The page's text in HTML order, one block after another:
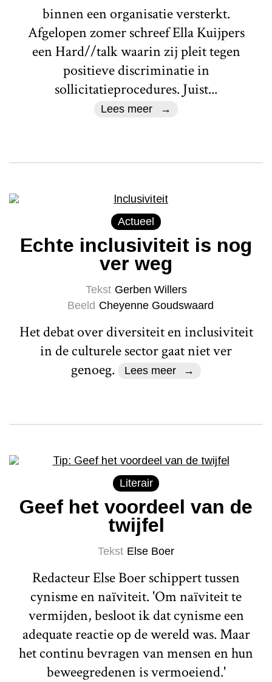
binnen een organisatie versterkt.
Afgelopen zomer schreef Ella Kuijpers
een Hard//talk waarin zij pleit tegen
positieve discriminatie in
sollicitatieprocedures. Juist...
Lees meer
Actueel
Echte inclusiviteit is nog
ver weg
Tekst Gerben Willers
Beeld Cheyenne Goudswaard
Het debat over diversiteit en inclusiviteit
in de culturele sector gaat niet ver
genoeg.
Lees meer
Literair
Geef het voordeel van de
twijfel
Tekst Else Boer
Redacteur Else Boer schippert tussen
cynisme en naïviteit. 'Om naïviteit te
vermijden, besloot ik dat cynisme een
adequate reactie op de wereld was. Maar
het continu bevragen van mensen en hun
beweegredenen is vermoeiend.'